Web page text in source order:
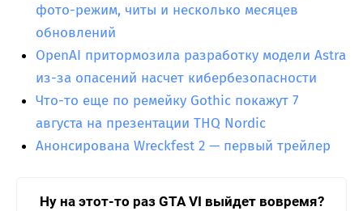
фото-режим, читы и несколько месяцев
обновлений
OpenAI притормозила разработку модели Astra
из-за опасений насчет кибербезопасности
Что-то еще по ремейку Gothic покажут 7
августа на презентации THQ Nordic
Анонсирована Wreckfest 2 — первый трейлер
Ну на этот-то раз GTA VI выйдет вовремя?